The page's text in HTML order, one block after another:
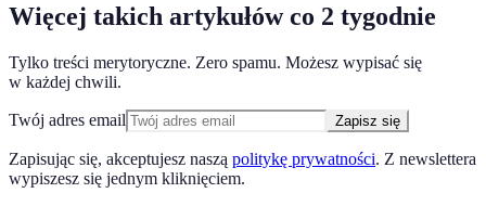
Więcej takich artykułów co 2 tygodnie
Tylko treści merytoryczne. Zero spamu. Możesz wypisać się
w każdej chwili.
Twój adres email Zapisz się
Zapisując się, akceptujesz naszą politykę prywatności. Z newslettera
wypiszesz się jednym kliknięciem.